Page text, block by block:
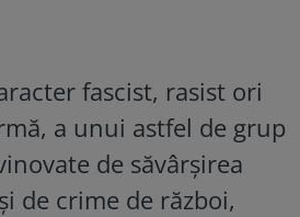
fascist, rasist ori
a unui astfel de grup
de săvârşirea
de crime de război,